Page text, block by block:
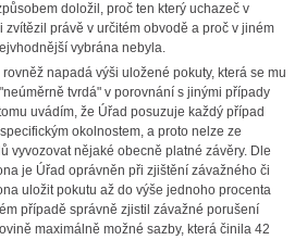
doložil, proč ten který uchazeč v
zvítězil právě v určitém obvodě a proč v jiném
vybrána nebyla.
napadá výši uložené pokuty, která se mu
tvrdá" v porovnání s jinými případy
uvádím, že Úřad posuzuje každý případ
okolnostem, a proto nelze ze
vyvozovat nějaké obecně platné závěry. Dle
je Úřad oprávněn při zjištění závažného či
uložit pokutu až do výše jednoho procenta
případě správně zjistil závažné porušení
maximálně možné sazby, která činila 42